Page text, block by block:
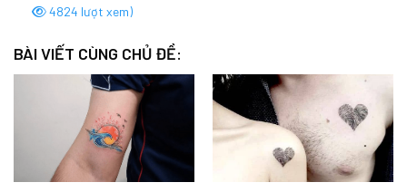
4824 lượt xem)
BÀI VIẾT CÙNG CHỦ ĐỀ: